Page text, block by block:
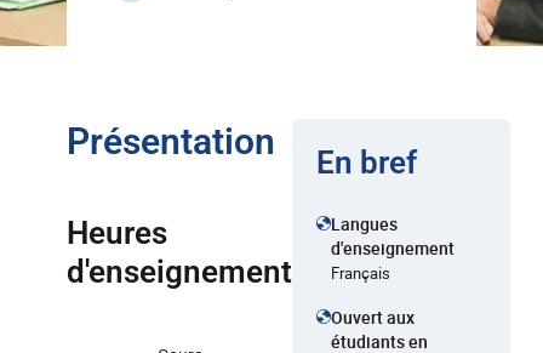
Présentation
Heures
d'enseignement
En bref
Langues
d'enseignement
Français
Ouvert aux
étudiants en